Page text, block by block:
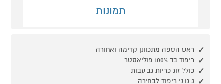
תמונות
ראש הספה מתכוונן קדימה ואחורה
ריפוד בד 100% פוליאסטר
כולל זוג כריות גב עבות
3 גווני ריפוד לבחירה